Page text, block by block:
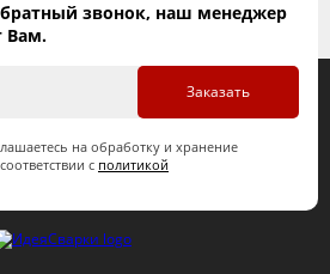
звонок, наш менеджер
Вам.
Заказать
на обработку и хранение
с политикой